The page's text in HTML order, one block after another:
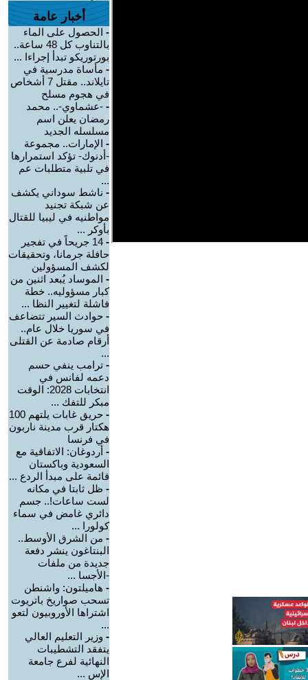
أخبار عامة
- الحصول على الماء
بالتناوب كل 48 ساعة..
بورتوريكو تبدأ إجراءا ...
- مأساة مدرسية في
تايلاند.. مقتل 7 أشخاص
في هجوم مسلح
- -عشماوي-.. محمد
رمضان يعلن اسم
مسلسله الجديد
- الإمارات.. مجموعة
-أدنوك- تؤكد استمرارها
في تلبية متطلبات عم
...
- ناشط سوداني يكشف
عن شبكة تجنيد
مواطنيه في ليبيا للقتال
بأوكر ...
-
14 جريحاً في تفجير
حافلة جرمانا، وتحقيقات
لكشف المسؤولين
- الموساد يُبعد اثنين من
كبار مسؤوليه.. خطة
فاشلة لتغيير النظا ...
- حوادث السير تتضاعف
في سوريا خلال عام..
أرقام صادمة عن القتلى
...
- ترامب ينفي حسم
دعمه لفانس في
انتخابات 2028: الوقت
مبكر للتفك ...
-
حريق غابات يلتهم 100
هكتار قرب مدينة ناربون
في فرنسا
- أردوغان: الاتفاقية مع
السعودية وباكستان
قائمة على مبدأ الردع ...
- ظل ثابتا في مكانه
لست ساعات!.. جسم
دائري غامض في سماء
كولورا ...
- من الشرق الأوسط..
البنتاغون ينشر دفعة
جديدة من ملفات
-الأجسا ...
- هاميلتون: واشنطن
تسحب صواريخ باتريوت
اشتراها الأوروبيون لتعو
...
- وزير التعليم العالي
يتفقد التشطيبات
النهائية لفرع جامعة
الإس ...